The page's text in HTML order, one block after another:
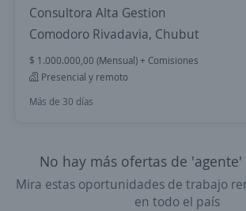
Consultora Alta Gestion
Comodoro Rivadavia, Chubut
$ 1.000.000,00 (Mensual) + Comisiones
Presencial y remoto
Más de 30 días
No hay más ofertas de
Mira estas oportunidades de trabajo
en todo el país